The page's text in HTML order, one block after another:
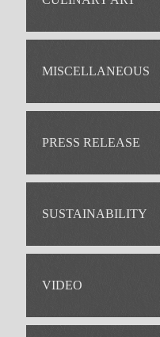
MISCELLANEOUS
PRESS RELEASE
SUSTAINABILITY
VIDEO